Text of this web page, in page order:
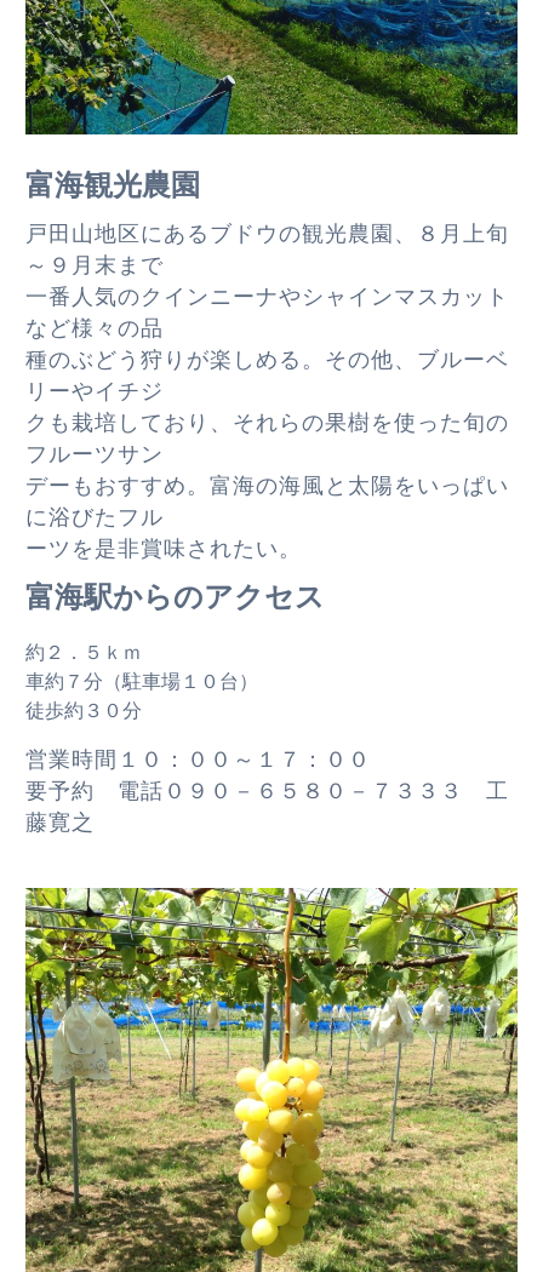
富海観光農園
戸田山地区にあるブドウの観光農園、８月上旬
～９月末まで
一番人気のクインニーナやシャインマスカット
など様々の品
種のぶどう狩りが楽しめる。その他、ブルーベ
リーやイチジ
クも栽培しており、それらの果樹を使った旬の
フルーツサン
デーもおすすめ。富海の海風と太陽をいっぱい
に浴びたフル
ーツを是非賞味されたい。
富海駅からのアクセス
約２．５ｋｍ
車約７分（駐車場１０台）
徒歩約３０分
営業時間１０：００～１７：００
要予約 電話０９０－６５８０－７３３３ 工
藤寛之